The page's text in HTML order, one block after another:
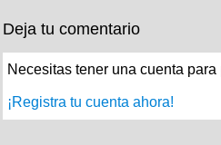
Deja tu comentario
Necesitas tener una cuenta
¡Registra tu cuenta ahora!